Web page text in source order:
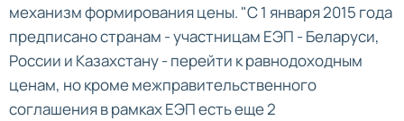
механизм формирования цены. "С 1 января 2015 года
предписано странам - участницам ЕЭП - Беларуси,
России и Казахстану - перейти к равнодоходным
ценам, но кроме межправительственного
соглашения в рамках ЕЭП есть еще 2